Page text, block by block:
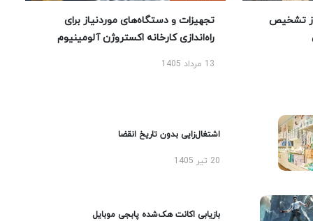
تشخیص
تجهیزات و دستگاه‌های موردنیاز برای
راه‌اندازی کارخانه اکستروژن آلومینیوم
13 مرداد 1405
اشتغال‌زایی بدون تاریخ انقضا
20 تیر 1405
بازیابی اکانت هک‌شده پابجی موبایل